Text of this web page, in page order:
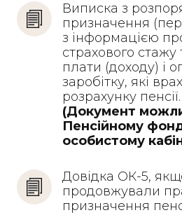
Виписка з
призначення
з інформацією
страхового стажу
плати (доходу) і
заробітку, які
розрахунку пенсії.
(Документ
Пенсійному
особистому
Довідка ОК-5,
продовжували
призначення